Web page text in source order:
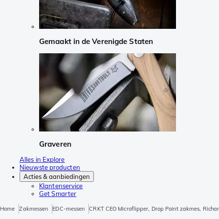
Gemaakt in de Verenigde Staten
Graveren
Alles in Explore
Nieuwste producten
Acties & aanbiedingen
Klantenservice
Get Smarter
Home Zakmessen EDC-messen CRKT CEO Microflipper, Drop Point zakmes,